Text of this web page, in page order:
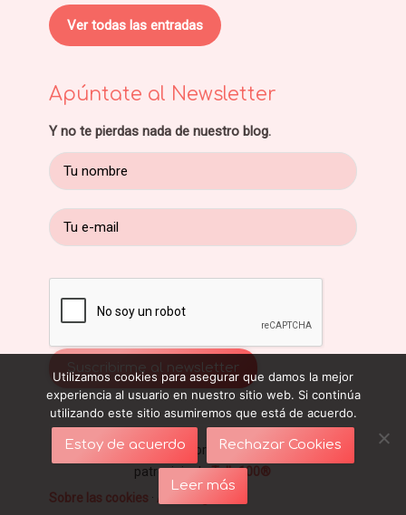
Ver todas las entradas
Apúntate al Newsletter
Y no te pierdas nada de nuestro blog.
Blog sobre ropa interior y sujetadores - Con el
patrocinio deTalla100®
Sobre las cookies · Aviso legal
Utilizamos cookies para asegurar que damos la mejor
experiencia al usuario en nuestro sitio web. Si continúa
utilizando este sitio asumiremos que está de acuerdo.
Estoy de acuerdo Rechazar Cookies
Leer más